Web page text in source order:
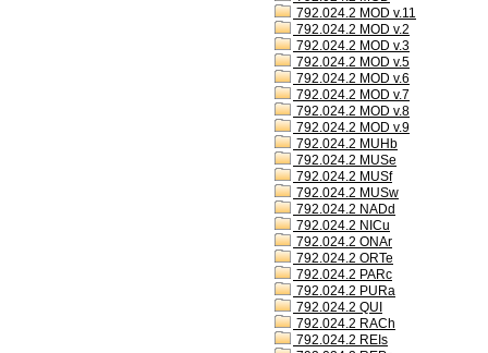
792.024.2 MOD v.11
792.024.2 MOD v.2
792.024.2 MOD v.3
792.024.2 MOD v.5
792.024.2 MOD v.6
792.024.2 MOD v.7
792.024.2 MOD v.8
792.024.2 MOD v.9
792.024.2 MUHb
792.024.2 MUSe
792.024.2 MUSf
792.024.2 MUSw
792.024.2 NADd
792.024.2 NICu
792.024.2 ONAr
792.024.2 ORTe
792.024.2 PARc
792.024.2 PURa
792.024.2 QUI
792.024.2 RACh
792.024.2 REIs